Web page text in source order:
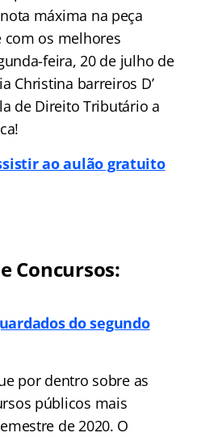
máxima na peça
com os melhores
feira, 20 de julho de
Christina barreiros D’
de Direito Tributário a
ao aulão gratuito
Concursos:
do segundo
por dentro sobre as
públicos mais
de 2020. O